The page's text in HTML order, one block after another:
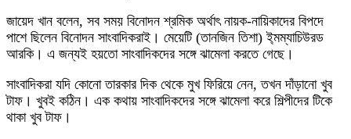
জায়েদ খান বলেন, সব সময় বিনোদন শ্রমিক অর্থাৎ নায়ক-নায়িকাদের বিপদে
পাশে ছিলেন বিনোদন সাংবাদিকরাই। মেয়েটি (তানজিন তিশা) ই্মম্যাচিউরড
আরকি। এ জন্যই হয়তো সাংবাদিকদের সঙ্গে ঝামেলা করতে গেছে।
সাংবাদিকরা যদি কোনো তারকার দিক থেকে মুখ ফিরিয়ে নেন, তখন দাঁড়ানো খুব
টাফ। খুবই কঠিন। এক কথায় সাংবাদিকদের সঙ্গে ঝামেলা করে শিল্পীদের টিকে
থাকা খুব টাফ।